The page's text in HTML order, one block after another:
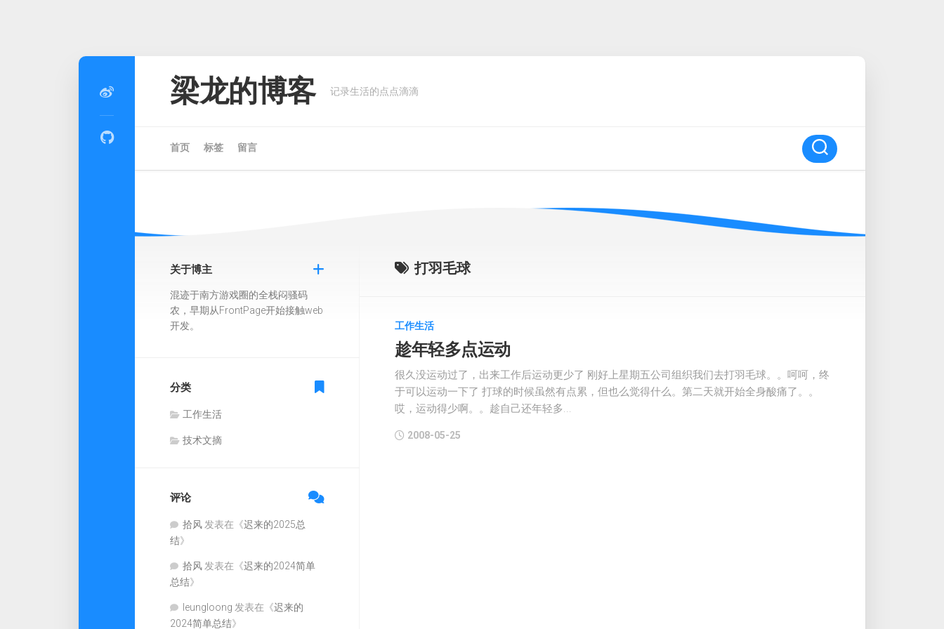
梁龙的博客 记录生活的点点滴滴
首页 标签 留言
打羽毛球
工作生活
趁年轻多点运动
很久没运动过了，出来工作后运动更少了 刚好上星期五公司组织我们去打羽毛球。。呵呵，终
于可以运动一下了 打球的时候虽然有点累，但也么觉得什么。第二天就开始全身酸痛了。。
哎，运动得少啊。。趁自己还年轻多...
2008-05-25
关于博主
混迹于南方游戏圈的全栈闷骚码
农，早期从FrontPage开始接触web
开发。
分类
工作生活
技术文摘
评论
拾风 发表在《迟来的2025总
结》
拾风 发表在《迟来的2024简单
总结》
leungloong 发表在《迟来的
2024简单总结》